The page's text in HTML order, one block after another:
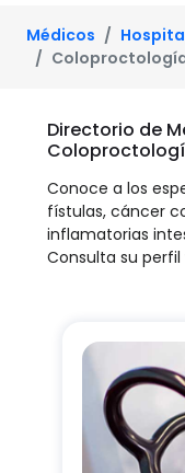
Médicos
Directorio de
Conoce a los
fístulas, cáncer
inflamatorias
Consulta su